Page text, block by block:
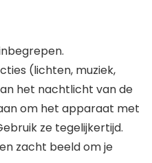
(lichten, muziek,
het nachtlicht van de
om het apparaat met
ze tegelijkertijd.
zacht beeld om je